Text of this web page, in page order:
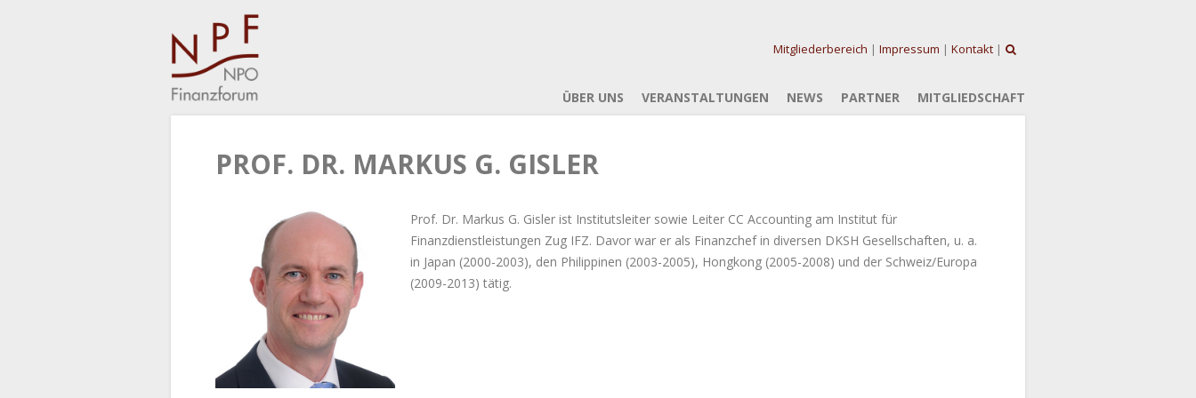
Mitgliederbereich | Impressum | Kontakt |
ÜBER UNS VERANSTALTUNGEN NEWS PARTNER MITGLIEDSCHAFT
PROF. DR. MARKUS G. GISLER
Prof. Dr. Markus G. Gisler ist Institutsleiter sowie Leiter CC Accounting am Institut für
Finanzdienstleistungen Zug IFZ. Davor war er als Finanzchef in diversen DKSH Gesellschaften, u. a.
in Japan (2000-2003), den Philippinen (2003-2005), Hongkong (2005-2008) und der Schweiz/Europa
(2009-2013) tätig.